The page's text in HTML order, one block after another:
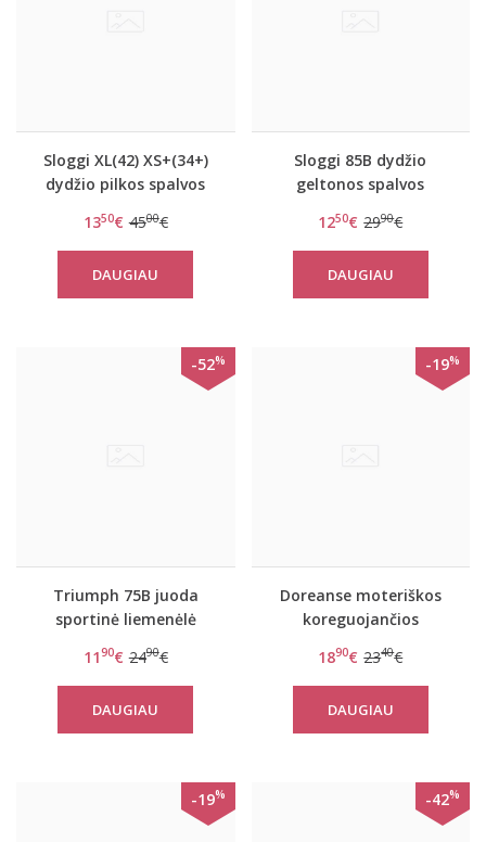
Sloggi XL(42) XS+(34+)
dydžio pilkos spalvos
P
1350€ 4500€
DAUGIAU
Sloggi 85B dydžio
geltonos spalvos
WHP
1250€ 2990€
DAUGIAU
-52%
Triumph 75B juoda
sportinė liemenėlė
1190€ 2490€
DAUGIAU
-19%
Doreanse moteriškos
koreguojančios
liemėniu 5980P
1890€ 2340€
DAUGIAU
-19% -42%